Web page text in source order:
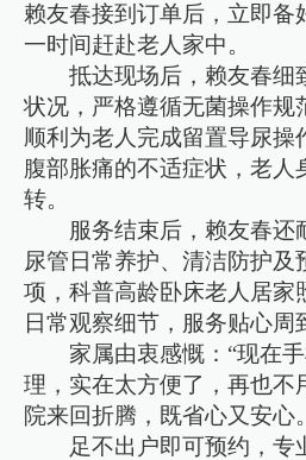
赖友春接到订单后，立即备
一时间赶赴老人家中。
抵达现场后，赖友春细
状况，严格遵循无菌操作规
顺利为老人完成留置导尿操
腹部胀痛的不适症状，老人
转。
服务结束后，赖友春还
尿管日常养护、清洁防护及
项，科普高龄卧床老人居家
日常观察细节，服务贴心周
家属由衷感慨：“现在
理，实在太方便了，再也不
院来回折腾，既省心又安心
足不出户即可预约，专